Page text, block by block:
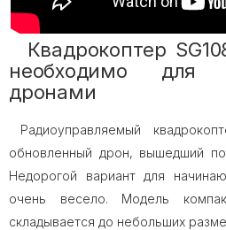
Квадрокоптер
необходимо для
дронами
Радиоуправляемый
обновленный дрон, вышедший
Недорогой вариант для
очень весело. Модель
складывается до небольших